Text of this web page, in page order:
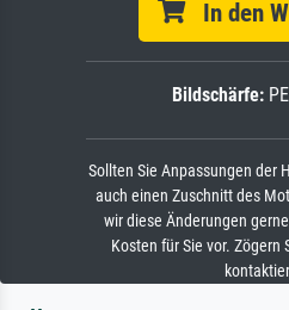
In den
Bildschärfe:
Sollten Sie Anpassungen der
auch einen Zuschnitt des
wir diese Änderungen
Kosten für Sie vor. Zögern